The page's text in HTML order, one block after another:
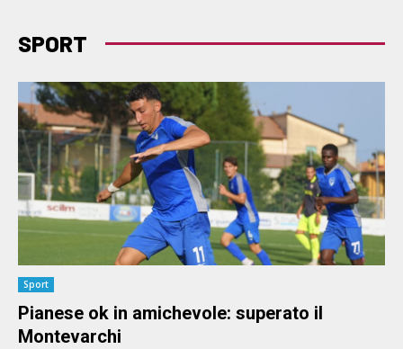
SPORT
Sport
Pianese ok in amichevole: superato il
Montevarchi